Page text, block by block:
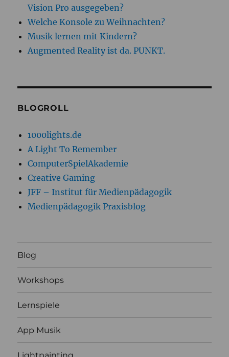
Vision Pro ausgegeben?
Welche Konsole zu Weihnachten?
Musik lernen mit Kindern?
Augmented Reality ist da. PUNKT.
BLOGROLL
1000lights.de
A Light To Remember
ComputerSpielAkademie
Creative Gaming
JFF – Institut für Medienpädagogik
Medienpädagogik Praxisblog
Blog
Workshops
Lernspiele
App Musik